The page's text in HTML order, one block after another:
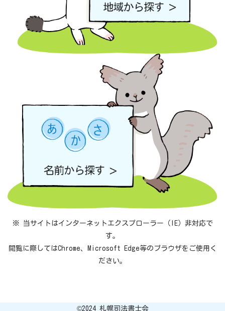
※ 当サイトはインターネットエクスプローラー（IE）非対応で
す。
閲覧に際してはChrome、Microsoft Edge等のブラウザをご使用く
ださい。
©︎2024 札幌司法書士会